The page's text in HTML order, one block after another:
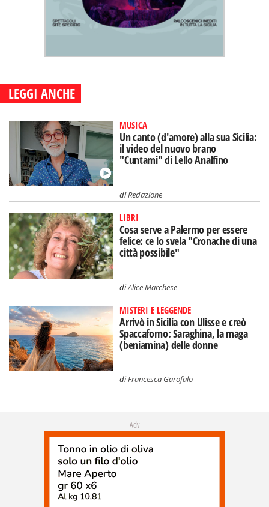
LEGGI ANCHE
MUSICA
diRedazione
LIBRI
Cosa serve a Palermo per essere
diAlice Marchese
MISTERI E LEGGENDE
Arrivò in Sicilia con Ulisse e creò
diFrancesca Garofalo